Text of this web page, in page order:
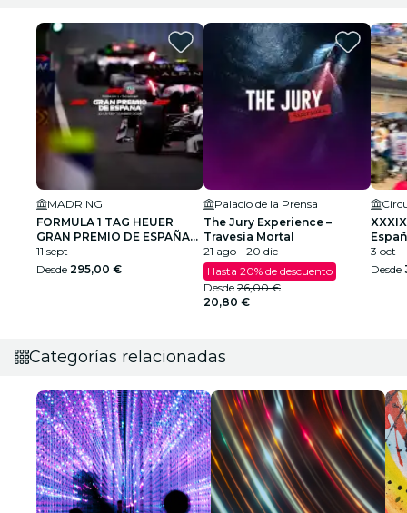
MADRING
FORMULA 1 TAG HEUER
GRAN PREMIO DE ESPAÑA
2026
11 sept
Desde 295,00 €
Palacio de la Prensa
The Jury Experience –
Travesía Mortal
21 ago - 20 dic
Hasta 20% de descuento
Desde 26,00 €
20,80 €
3 oct
Desde
Categorías relacionadas